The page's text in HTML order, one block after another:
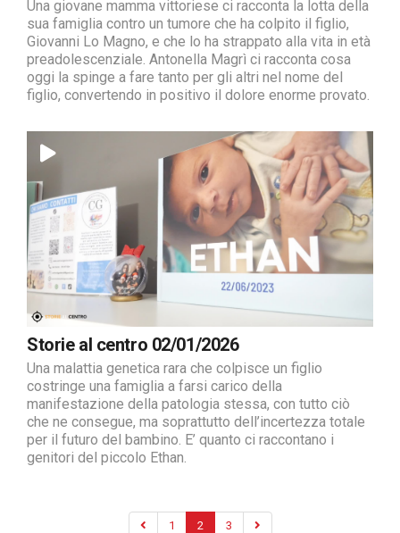
Una giovane mamma vittoriese ci racconta la lotta della
sua famiglia contro un tumore che ha colpito il figlio,
Giovanni Lo Magno, e che lo ha strappato alla vita in età
preadolescenziale. Antonella Magrì ci racconta cosa
oggi la spinge a fare tanto per gli altri nel nome del
figlio, convertendo in positivo il dolore enorme provato.
Storie al centro 02/01/2026
Una malattia genetica rara che colpisce un figlio
costringe una famiglia a farsi carico della
manifestazione della patologia stessa, con tutto ciò
che ne consegue, ma soprattutto dell’incertezza totale
per il futuro del bambino. E’ quanto ci raccontano i
genitori del piccolo Ethan.
1 2 3